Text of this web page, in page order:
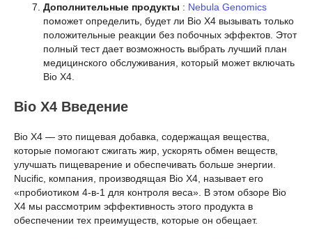
Дополнительные продукты : Nebula Genomics
поможет определить, будет ли Bio X4 вызывать только
положительные реакции без побочных эффектов. Этот
полный тест дает возможность выбрать лучший план
медицинского обслуживания, который может включать
Bio X4.
Bio X4 Введение
Bio X4 — это пищевая добавка, содержащая вещества,
которые помогают сжигать жир, ускорять обмен веществ,
улучшать пищеварение и обеспечивать больше энергии.
Nucific, компания, производящая Bio X4, называет его
«пробиотиком 4-в-1 для контроля веса». В этом обзоре Bio
X4 мы рассмотрим эффективность этого продукта в
обеспечении тех преимуществ, которые он обещает.